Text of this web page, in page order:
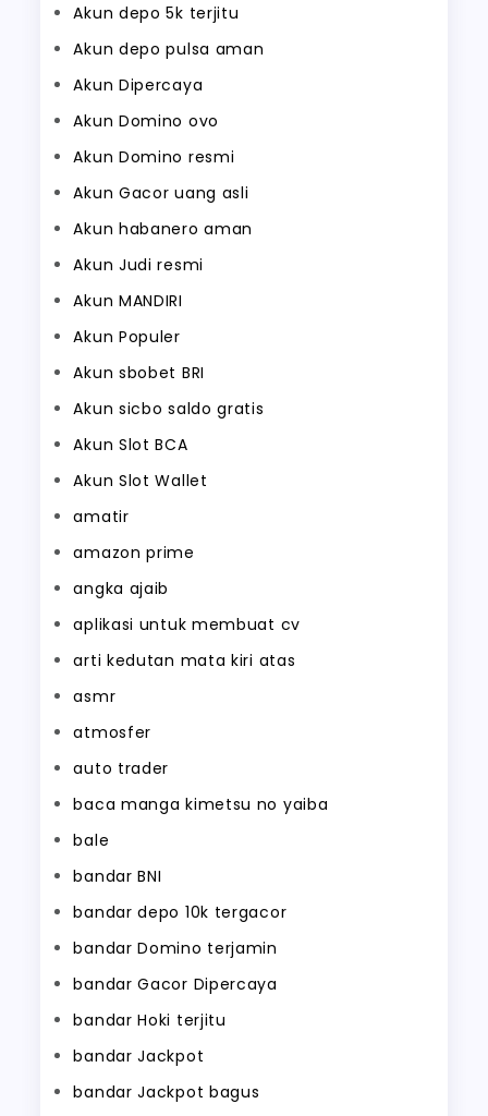
Akun depo 5k terjitu
Akun depo pulsa aman
Akun Dipercaya
Akun Domino ovo
Akun Domino resmi
Akun Gacor uang asli
Akun habanero aman
Akun Judi resmi
Akun MANDIRI
Akun Populer
Akun sbobet BRI
Akun sicbo saldo gratis
Akun Slot BCA
Akun Slot Wallet
amatir
amazon prime
angka ajaib
aplikasi untuk membuat cv
arti kedutan mata kiri atas
asmr
atmosfer
auto trader
baca manga kimetsu no yaiba
bale
bandar BNI
bandar depo 10k tergacor
bandar Domino terjamin
bandar Gacor Dipercaya
bandar Hoki terjitu
bandar Jackpot
bandar Jackpot bagus